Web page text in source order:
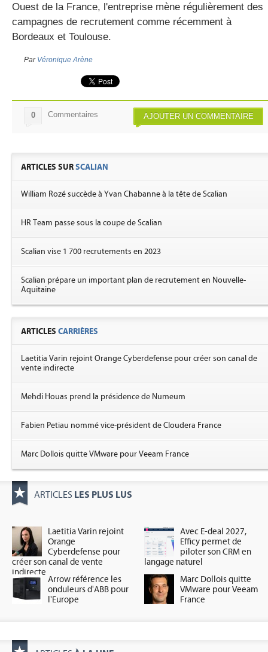
Ouest de la France, l'entreprise mène régulièrement des
campagnes de recrutement comme récemment à
Bordeaux et Toulouse.
Par Véronique Arène
AJOUTER UN COMMENTAIRE
0 Commentaires
ARTICLES SURSCALIAN
William Rozé succède à Yvan Chabanne à la tête de Scalian
HR Team passe sous la coupe de Scalian
Scalian vise 1 700 recrutements en 2023
Scalian prépare un important plan de recrutement en Nouvelle-
Aquitaine
ARTICLES CARRIÈRES
Laetitia Varin rejoint Orange Cyberdefense pour créer son canal de
vente indirecte
Mehdi Houas prend la présidence de Numeum
Fabien Petiau nommé vice-président de Cloudera France
Marc Dollois quitte VMware pour Veeam France
ARTICLES LES PLUS LUS
Laetitia Varin rejoint
Orange
Cyberdefense pour
créer son canal de vente
indirecte
Avec E-deal 2027,
Efficy permet de
piloter son CRM en
langage naturel
Arrow référence les
onduleurs d'ABB pour
l'Europe
Marc Dollois quitte
VMware pour Veeam
France